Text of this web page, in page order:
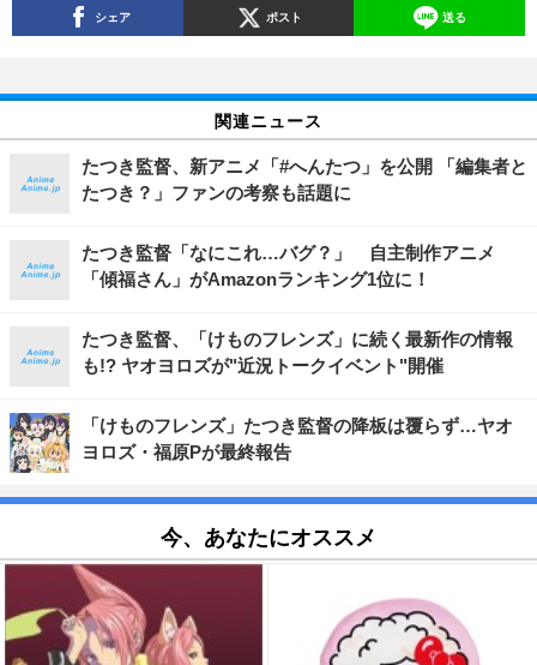
シェア ポスト 送る
関連ニュース
たつき監督、新アニメ「#へんたつ」を公開 「編集者と
たつき？」ファンの考察も話題に
たつき監督「なにこれ…バグ？」 自主制作アニメ
「傾福さん」がAmazonランキング1位に！
たつき監督、「けものフレンズ」に続く最新作の情報
も!? ヤオヨロズが"近況トークイベント"開催
「けものフレンズ」たつき監督の降板は覆らず…ヤオ
ヨロズ・福原Pが最終報告
今、あなたにオススメ